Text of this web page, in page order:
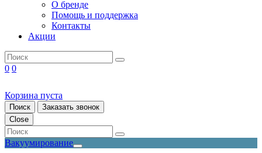
О бренде
Помощь и поддержка
Контакты
Акции
0 0
Корзина пуста
Поиск
Заказать звонок
Close
Вакуумирование